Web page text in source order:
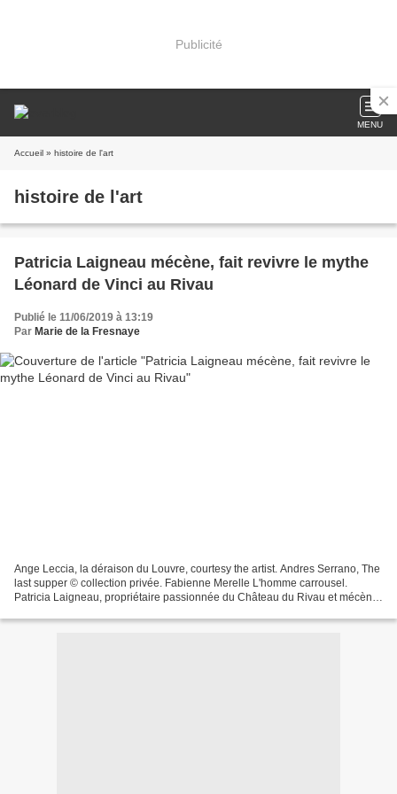
Publicité
MENU
Accueil » histoire de l'art
histoire de l'art
Patricia Laigneau mécène, fait revivre le mythe
Léonard de Vinci au Rivau
Publié le 11/06/2019 à 13:19
Par Marie de la Fresnaye
Ange Leccia, la déraison du Louvre, courtesy the artist. Andres Serrano, The
last supper © collection privée. Fabienne Merelle L'homme carrousel.
Patricia Laigneau, propriétaire passionnée du Château du Rivau et mécène